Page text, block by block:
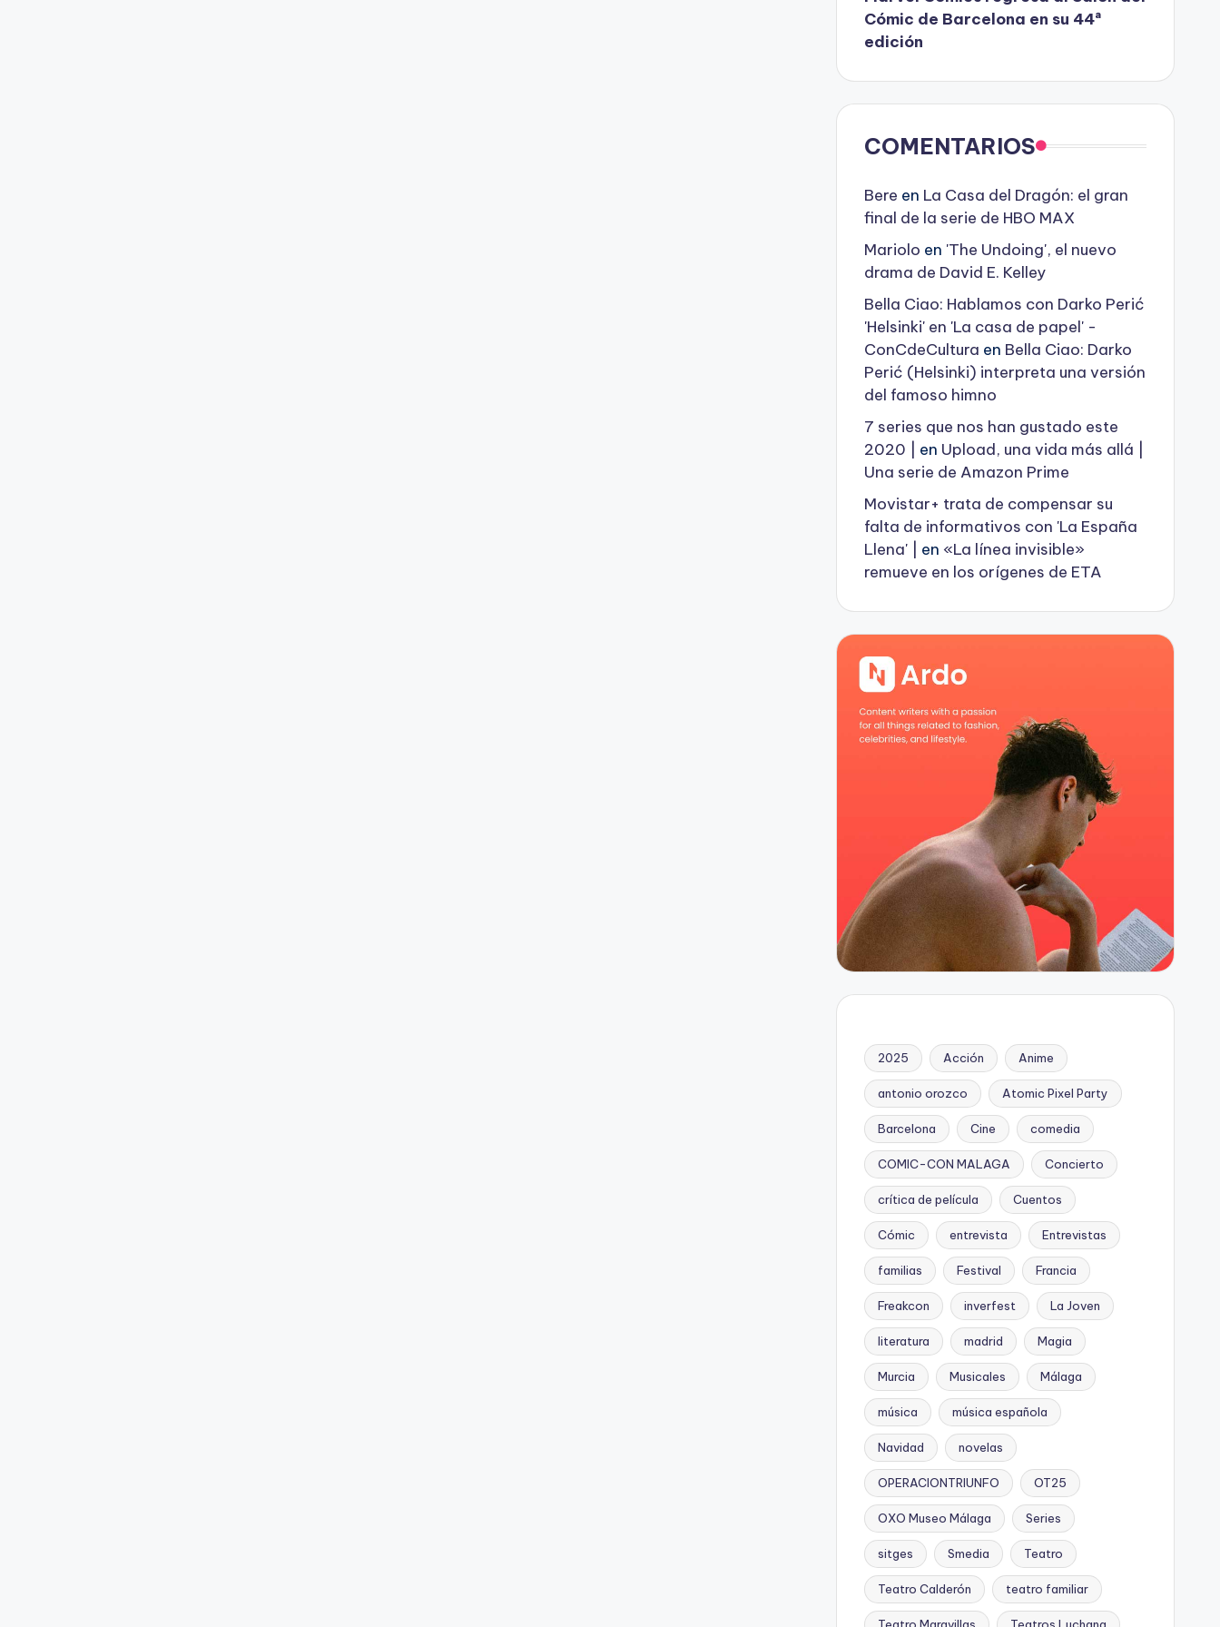
Cómic de Barcelona en su 44ª
edición
COMENTARIOS
Bere en La Casa del Dragón: el gran
final de la serie de HBO MAX
Mariolo en 'The Undoing', el nuevo
drama de David E. Kelley
Bella Ciao: Hablamos con Darko Perić
'Helsinki' en 'La casa de papel' -
ConCdeCultura en Bella Ciao: Darko
Perić (Helsinki) interpreta una versión
del famoso himno
7 series que nos han gustado este
2020 |
en Upload, una vida más allá |
Una serie de Amazon Prime
Movistar+ trata de compensar su
falta de informativos con 'La España
Llena' |
en «La línea invisible»
remueve en los orígenes de ETA
2025 Acción Anime
antonio orozco Atomic Pixel Party
Barcelona Cine comedia
COMIC-CON MALAGA Concierto
crítica de película Cuentos
Cómic entrevista Entrevistas
familias Festival Francia
Freakcon inverfest La Joven
literatura madrid Magia
Murcia Musicales Málaga
música música española
Navidad novelas
OPERACIONTRIUNFO OT25
OXO Museo Málaga Series
sitges Smedia Teatro
Teatro Calderón teatro familiar
Teatro Maravillas Teatros Luchana